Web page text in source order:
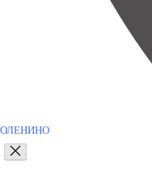
ОЛЕНИНО